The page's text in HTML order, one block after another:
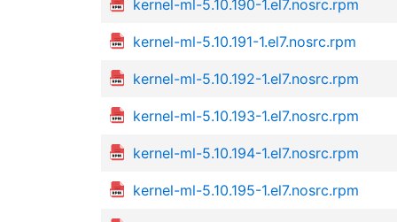
kernel-ml-5.10.190-1.el7.nosrc.rpm
kernel-ml-5.10.191-1.el7.nosrc.rpm
kernel-ml-5.10.192-1.el7.nosrc.rpm
kernel-ml-5.10.193-1.el7.nosrc.rpm
kernel-ml-5.10.194-1.el7.nosrc.rpm
kernel-ml-5.10.195-1.el7.nosrc.rpm